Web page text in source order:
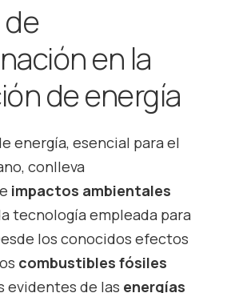
en la
de energía
energía, esencial para el
conlleva
impactos ambientales
tecnología empleada para
los conocidos efectos
combustibles fósiles
evidentes de las energías